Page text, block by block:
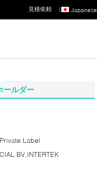
Japanese
見積依頼 |
ールダー
Label
BV,INTERTEK